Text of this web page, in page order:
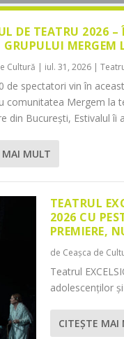
DE TEATRU 2026
MERGEM
Cultură | iul. 31, 2026 |
de spectatori vin în
comunitatea Mergem la
din București, Estivalul îi
MAI MULT
TEATRUL
2026 CU
PREMIERE,
de Ceașca de
Teatrul
adolescenților
CITEŞTE MAI